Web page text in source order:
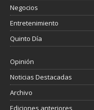
Negocios
Entretenimiento
Quinto Día
Opinión
Noticias Destacadas
Archivo
Ediciones anteriores